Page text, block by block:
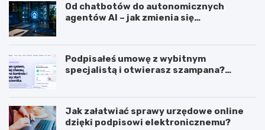
Od chatbotów do autonomicznych
agentów AI – jak zmienia się
Podpisałeś umowę z wybitnym
specjalistą i otwierasz szampana?
Jak załatwiać sprawy urzędowe online
dzięki podpisowi elektronicznemu?